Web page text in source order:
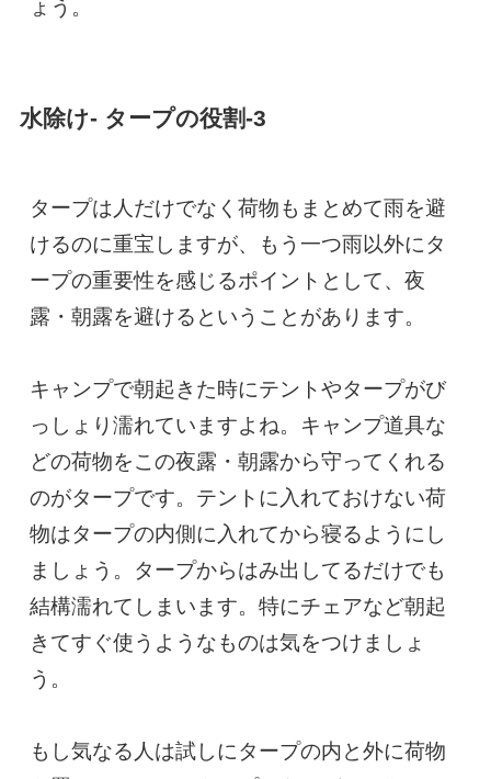
ょう。
水除け- タープの役割-3
タープは人だけでなく荷物もまとめて雨を避
けるのに重宝しますが、もう一つ雨以外にタ
ープの重要性を感じるポイントとして、夜
露・朝露を避けるということがあります。
キャンプで朝起きた時にテントやタープがび
っしょり濡れていますよね。キャンプ道具な
どの荷物をこの夜露・朝露から守ってくれる
のがタープです。テントに入れておけない荷
物はタープの内側に入れてから寝るようにし
ましょう。タープからはみ出してるだけでも
結構濡れてしまいます。特にチェアなど朝起
きてすぐ使うようなものは気をつけましょ
う。
もし気なる人は試しにタープの内と外に荷物